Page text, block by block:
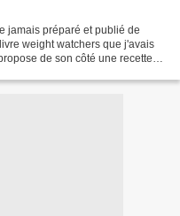
jamais préparé et publié de
weight watchers que j'avais
de son côté une recette